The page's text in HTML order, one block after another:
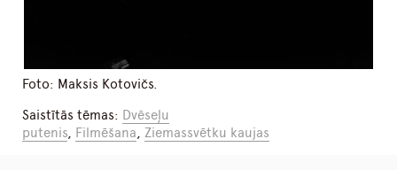
Foto: Maksis Kotovičs.
Saistītās tēmas: Dvēseļu
putenis, Filmēšana,Ziemassvētku kaujas